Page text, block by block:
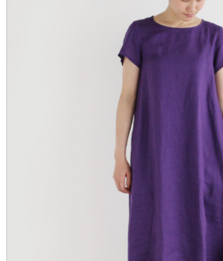
服飾雑貨
全てのアイテム
SALE ITEM
福袋
ブランド
マイページ